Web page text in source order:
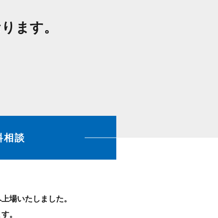
ます。
相談
場いたしました。
。